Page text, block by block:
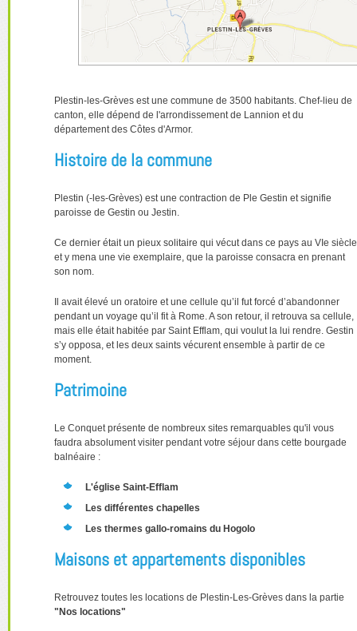
Plestin-les-Grèves est une commune de 3500 habitants. Chef-lieu de
canton, elle dépend de l'arrondissement de Lannion et du
département des Côtes d'Armor.
Histoire de la commune
Plestin (-les-Grèves) est une contraction de Ple Gestin et signifie
paroisse de Gestin ou Jestin.
Ce dernier était un pieux solitaire qui vécut dans ce pays au VIe
et y mena une vie exemplaire, que la paroisse consacra en prenant
son nom.
Il avait élevé un oratoire et une cellule qu’il fut forcé d’abandonner
pendant un voyage qu’il fit à Rome. A son retour, il retrouva sa cellule,
mais elle était habitée par Saint Efflam, qui voulut la lui rendre. Gestin
s’y opposa, et les deux saints vécurent ensemble à partir de ce
moment.
Patrimoine
Le Conquet présente de nombreux sites remarquables qu'il vous
faudra absolument visiter pendant votre séjour dans cette bourgade
balnéaire :
L'église Saint-Efflam
Les différentes chapelles
Les thermes gallo-romains du Hogolo
Maisons et appartements disponibles
Retrouvez toutes les locations de Plestin-Les-Grèves dans la partie
"Nos locations"